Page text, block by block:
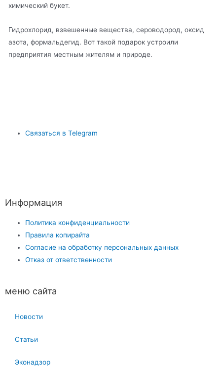
химический букет.
Гидрохлорид, взвешенные вещества, сероводород, оксид
азота, формальдегид. Вот такой подарок устроили
предприятия местным жителям и природе.
Связаться в Telegram
Информация
Политика конфиденциальности
Правила копирайта
Согласие на обработку персональных данных
Отказ от ответственности
меню сайта
Новости
Статьи
Эконадзор